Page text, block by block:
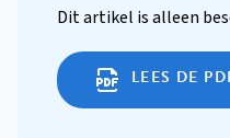
Dit artikel is alleen
LEES DE